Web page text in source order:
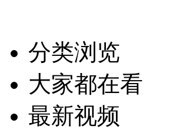
分类浏览
大家都在看
最新视频